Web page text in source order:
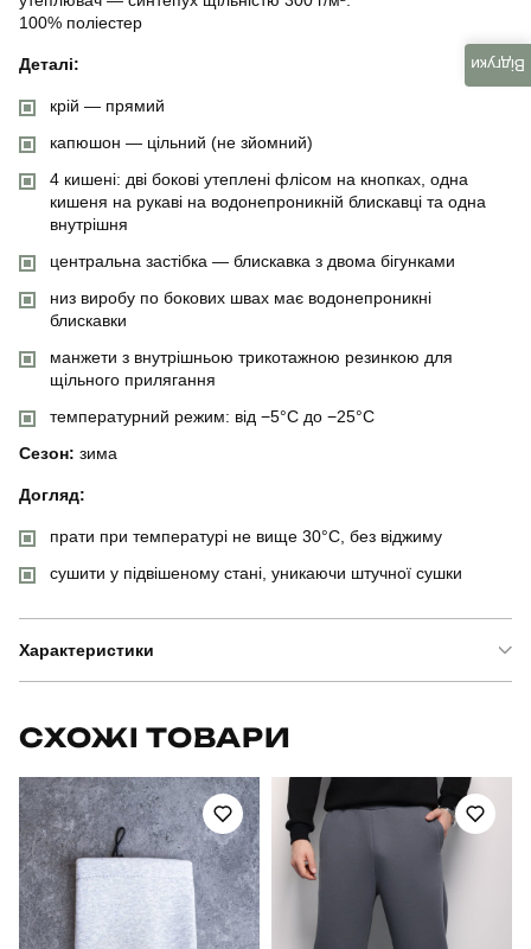
100% поліестер
Деталі:
крій — прямий
капюшон — цільний (не зйомний)
4 кишені: дві бокові утеплені флісом на кнопках, одна
кишеня на рукаві на водонепроникній блискавці та одна
внутрішня
центральна застібка — блискавка з двома бігунками
низ виробу по бокових швах має водонепроникні
блискавки
манжети з внутрішньою трикотажною резинкою для
щільного прилягання
температурний режим: від −5°C до −25°C
Сезон: зима
Догляд:
прати при температурі не вище 30°C, без віджиму
сушити у підвішеному стані, уникаючи штучної сушки
Характеристики
Артикул OWku2621Skh
Вид
Призначення для повсякденного носіння
СХОЖІ ТОВАРИ
Відгуки